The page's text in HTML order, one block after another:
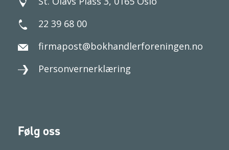
22 39 68 00
firmapost@bokhandlerforeningen.no
Personvernerklæring
Følg oss